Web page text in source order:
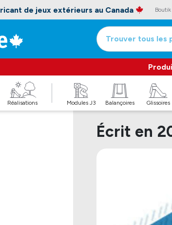
de jeux extérieurs au Canada Boutik
Trouver tous les
Réalisations Modules J3 Balançoires Glissoires
Écrit en